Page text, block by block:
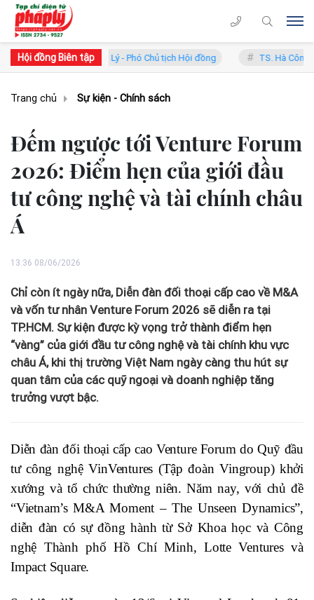
Hội đồng Biên tập
Phan Trung Lý - Phó Chủ tịch Hội đồng TS. Hà Công Anh Bảo -
Trang chủ Sự kiện - Chính sách
Đếm ngược tới Venture Forum
2026: Điểm hẹn của giới đầu
tư công nghệ và tài chính châu
Á
13:36 08/06/2026
Chỉ còn ít ngày nữa, Diễn đàn đối thoại cấp cao về M&A
và vốn tư nhân Venture Forum 2026 sẽ diễn ra tại
TP.HCM. Sự kiện được kỳ vọng trở thành điểm hẹn
“vàng” của giới đầu tư công nghệ và tài chính khu vực
châu Á, khi thị trường Việt Nam ngày càng thu hút sự
quan tâm của các quỹ ngoại và doanh nghiệp tăng
trưởng vượt bậc.
Diễn đàn đối thoại cấp cao Venture Forum do Quỹ đầu
tư công nghệ VinVentures (Tập đoàn Vingroup) khởi
xướng và tổ chức thường niên. Năm nay, với chủ đề
“Vietnam’s M&A Moment – The Unseen Dynamics”,
diễn đàn có sự đồng hành từ Sở Khoa học và Công
nghệ Thành phố Hồ Chí Minh, Lotte Ventures và
Impact Square.